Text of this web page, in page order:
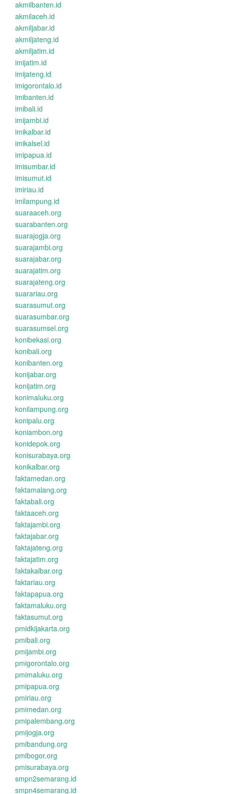
akmilbanten.id
akmilaceh.id
akmiljabar.id
akmiljateng.id
akmiljatim.id
imijatim.id
imijateng.id
imigorontalo.id
imibanten.id
imibali.id
imijambi.id
imikalbar.id
imikalsel.id
imipapua.id
imisumbar.id
imisumut.id
imiriau.id
imilampung.id
suaraaceh.org
suarabanten.org
suarajogja.org
suarajambi.org
suarajabar.org
suarajatim.org
suarajateng.org
suarariau.org
suarasumut.org
suarasumbar.org
suarasumsel.org
konibekasi.org
konibali.org
konibanten.org
konijabar.org
konijatim.org
konimaluku.org
konilampung.org
konipalu.org
koniambon.org
konidepok.org
konisurabaya.org
konikalbar.org
faktamedan.org
faktamalang.org
faktabali.org
faktaaceh.org
faktajambi.org
faktajabar.org
faktajateng.org
faktajatim.org
faktakalbar.org
faktariau.org
faktapapua.org
faktamaluku.org
faktasumut.org
pmidkijakarta.org
pmibali.org
pmijambi.org
pmigorontalo.org
pmimaluku.org
pmipapua.org
pmiriau.org
pmimedan.org
pmipalembang.org
pmijogja.org
pmibandung.org
pmibogor.org
pmisurabaya.org
smpn2semarang.id
smpn4semarang.id